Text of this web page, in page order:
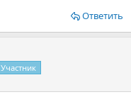
Ответить
Участник